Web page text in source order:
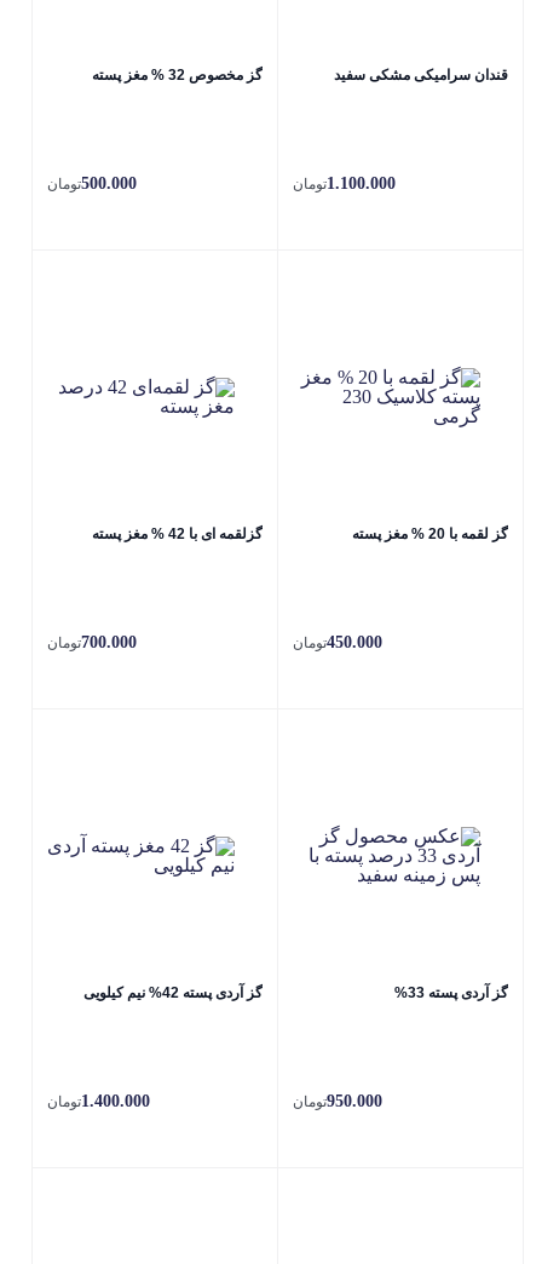
قندان سرامیکی مشکی سفید
1.100.000تومان
گز مخصوص 32 % مغز پسته
500.000تومان
گز لقمه با 20 % مغز پسته
450.000تومان
گزلقمه ای با 42 % مغز پسته
700.000تومان
گز آردی پسته 33%
950.000تومان
گز آردی پسته 42% نیم کیلویی
1.400.000تومان